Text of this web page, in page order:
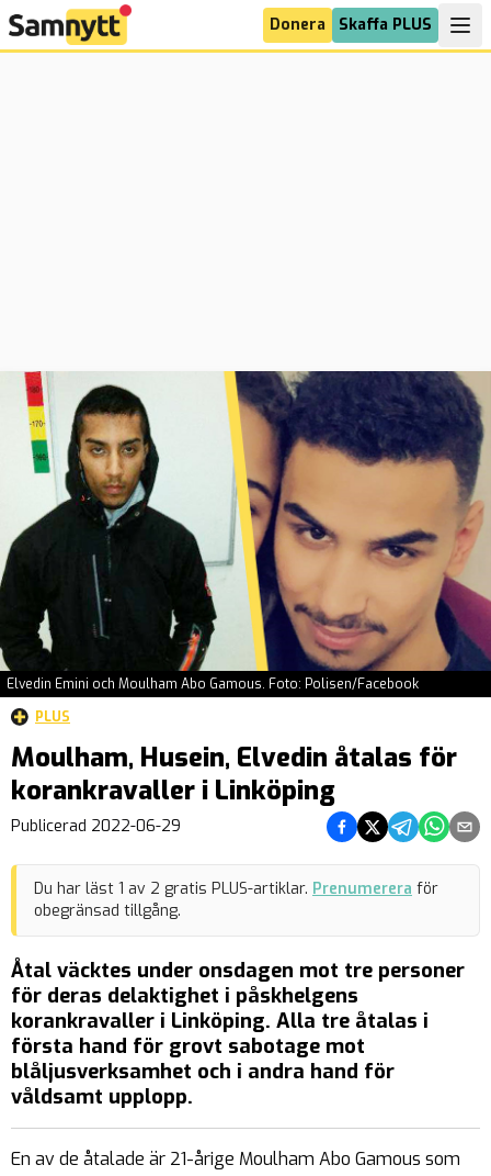
Donera Skaffa PLUS
Elvedin Emini och Moulham Abo Gamous. Foto: Polisen/Facebook
PLUS
Moulham, Husein, Elvedin åtalas för
korankravaller i Linköping
Publicerad 2022-06-29 Dela på Facebook
Dela på Twitter
Dela påDela på
Dela
Du har läst 1 av 2 gratis PLUS-artiklar. Prenumerera för
obegränsad tillgång.
Åtal väcktes under onsdagen mot tre personer
för deras delaktighet i påskhelgens
korankravaller i Linköping. Alla tre åtalas i
första hand för grovt sabotage mot
blåljusverksamhet och i andra hand för
våldsamt upplopp.
En av de åtalade är 21-årige Moulham Abo Gamous som